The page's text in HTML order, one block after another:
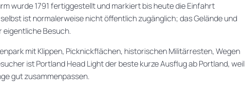
wurde 1791 fertiggestellt und markiert bis heute die Einfahrt
ist normalerweise nicht öffentlich zugänglich; das Gelände und
eigentliche Besuch.
mit Klippen, Picknickflächen, historischen Militärresten, Wegen
ist Portland Head Light der beste kurze Ausflug ab Portland, weil
gut zusammenpassen.